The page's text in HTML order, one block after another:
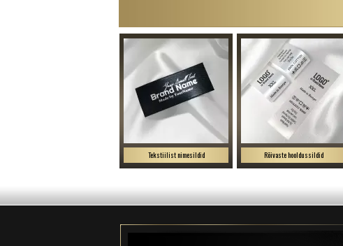
Tekstiilist nimesildid Rõivaste hooldussildid